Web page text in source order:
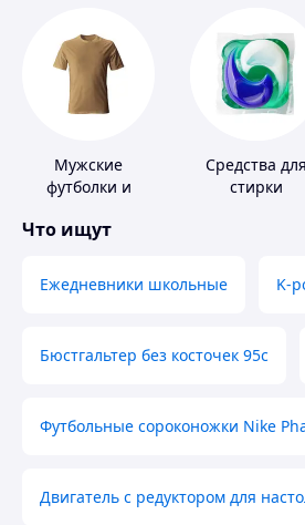
Мужские
футболки и
Средства для
стирки
Что ищут
Ежедневники школьные K-
Бюстгальтер без косточек 95с
Футбольные сороконожки Nike
Двигатель с редуктором для